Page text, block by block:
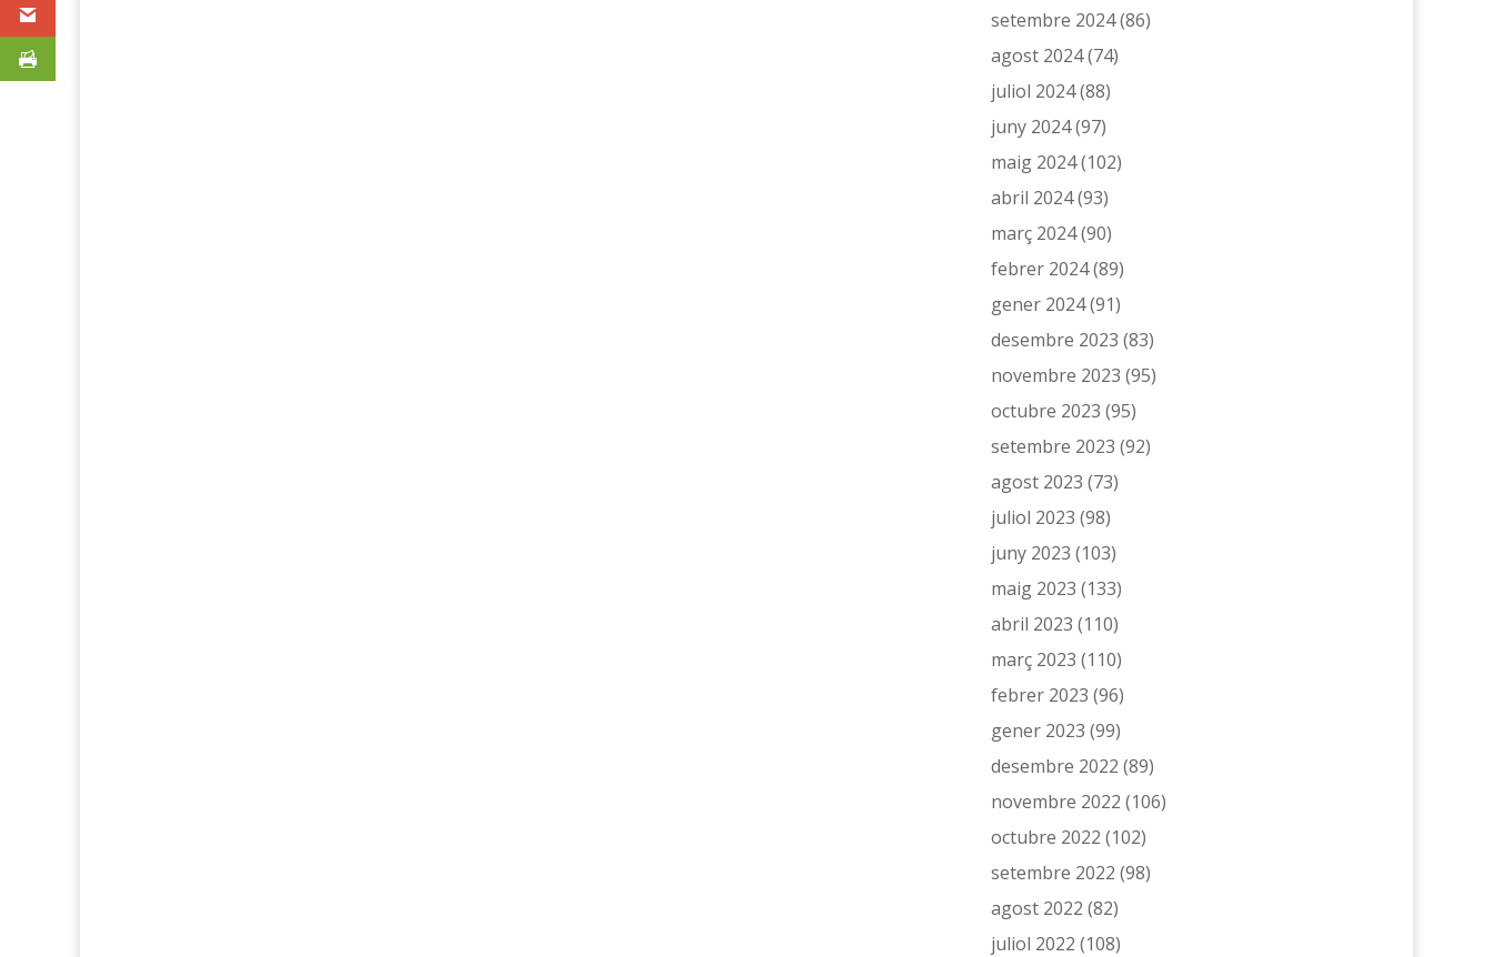
setembre 2024(86)
agost 2024(74)
juliol 2024(88)
juny 2024(97)
maig 2024(102)
abril 2024(93)
març 2024(90)
febrer 2024(89)
gener 2024(91)
desembre 2023 (83)
novembre 2023 (95)
octubre 2023 (95)
setembre 2023 (92)
agost 2023 (73)
juliol 2023 (98)
juny 2023 (103)
maig 2023 (133)
abril 2023 (110)
març 2023 (110)
febrer 2023 (96)
gener 2023 (99)
desembre 2022 (89)
novembre 2022 (106)
octubre 2022 (102)
setembre 2022 (98)
agost 2022 (82)
juliol 2022 (108)